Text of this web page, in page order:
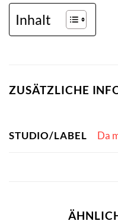
Inhalt
ZUSÄTZLICHE
STUDIO/LABEL Da